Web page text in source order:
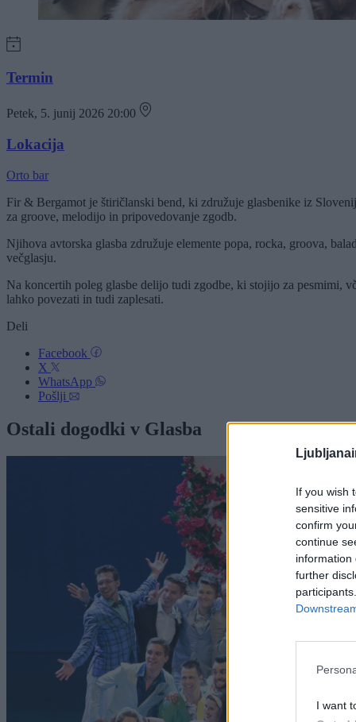
If you wish
sensitive
confirm
continue
information
further
I want
Termin
Petek, 5. junij 2026 20:00
Lokacija
Orto bar
Fir & Bergamot je štiričlanski bend, ki združuje glasbenike iz
za groove, melodijo in pripovedovanje zgodb.
Njihova avtorska glasba združuje elemente popa, rocka, groova,
večglasju.
Na koncertih poleg glasbe delijo tudi zgodbe, ki stojijo za pesmimi,
lahko povezati in tudi zaplesati.
Deli
Facebook
X
WhatsApp
Pošlji
Ostali dogodki v Glasba